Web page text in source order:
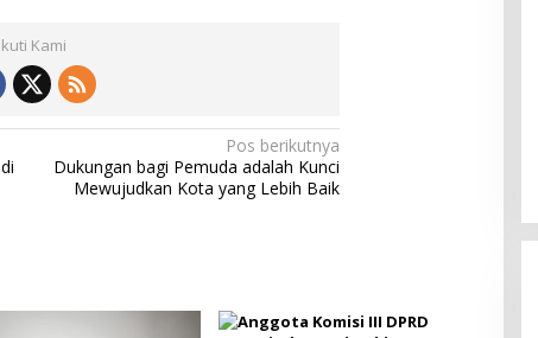
Ikuti Kami
Pos berikutnya
Dukungan bagi Pemuda adalah Kunci
Mewujudkan Kota yang Lebih Baik